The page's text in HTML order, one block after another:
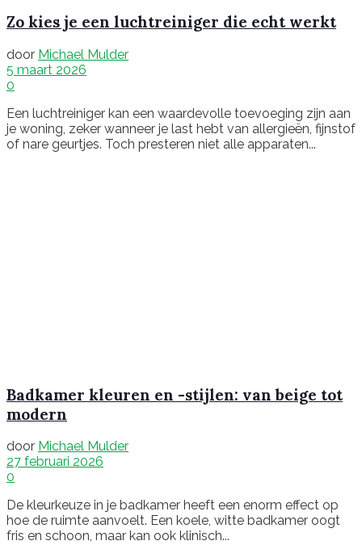
Zo kies je een luchtreiniger die echt werkt
door Michael Mulder
5 maart 2026
0
Een luchtreiniger kan een waardevolle toevoeging zijn aan
je woning, zeker wanneer je last hebt van allergieën, fijnstof
of nare geurtjes. Toch presteren niet alle apparaten...
Badkamer kleuren en -stijlen: van beige tot
modern
door Michael Mulder
27 februari 2026
0
De kleurkeuze in je badkamer heeft een enorm effect op
hoe de ruimte aanvoelt. Een koele, witte badkamer oogt
fris en schoon, maar kan ook klinisch...